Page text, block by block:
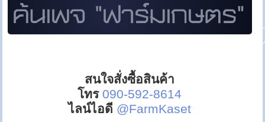
สนใจสั่งซื้อสินค้า
โทร 090-592-8614
ไลน์ไอดี @FarmKaset